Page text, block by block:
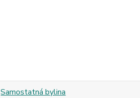
Samostatná bylina